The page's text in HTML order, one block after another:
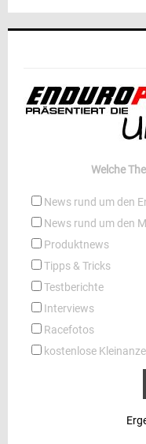
Welche
News rund um den
News rund um den
Produktnews
Tipps & Tricks
Testberichte
Interviews
Racefotos
kostenlose